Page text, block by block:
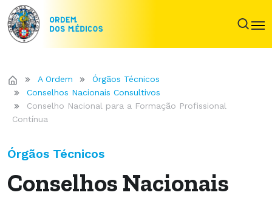
A Ordem
Órgãos Técnicos
Conselhos Nacionais Consultivos
Conselho Nacional para a Formação Profissional
Contínua
Órgãos Técnicos
Conselhos Nacionais